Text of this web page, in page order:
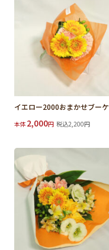
イエロー2000おまかせブーケ
本体 2,000円 税込2,200円